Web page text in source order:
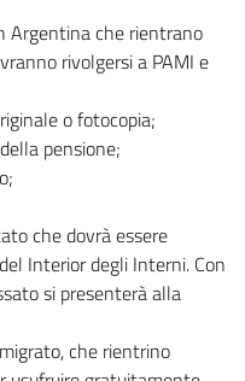
Argentina che rientrano
rivolgersi a PAMI e
o fotocopia;
pensione;
che dovrà essere
Interior degli Interni. Con
si presenterà alla
che rientrino